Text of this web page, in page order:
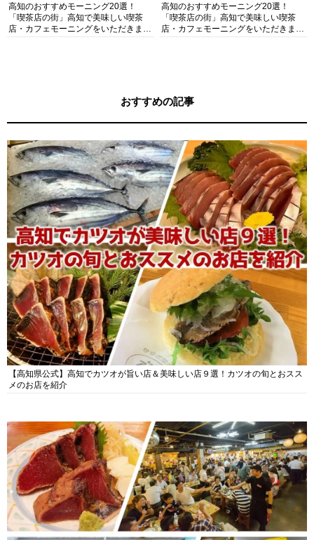
高知のおすすめモーニング20選！
「喫茶店の街」高知で美味しい喫茶
店・カフェモーニングをいただきま
高知のおすすめモーニング20選！
「喫茶店の街」高知で美味しい喫茶
店・カフェモーニングをいただきま
おすすめの記事
【高知県公式】高知でカツオが旨い店＆美味しい店９選！カツオの旬とおスス
メのお店を紹介